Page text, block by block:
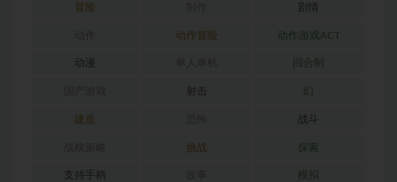
冒险 剧情
动作冒险 动作游戏ACT
动漫 回合制
射击 幻
建造 战斗
挑战 探索
支持手柄 模拟